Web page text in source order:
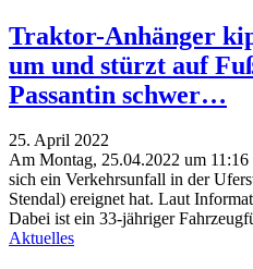
Traktor-Anhänger
um und stürzt auf
Passantin schwer…
25. April 2022
Am Montag, 25.04.2022 um
sich ein Verkehrsunfall in der
Stendal) ereignet hat. Laut
Dabei ist ein 33-jähriger
Aktuelles